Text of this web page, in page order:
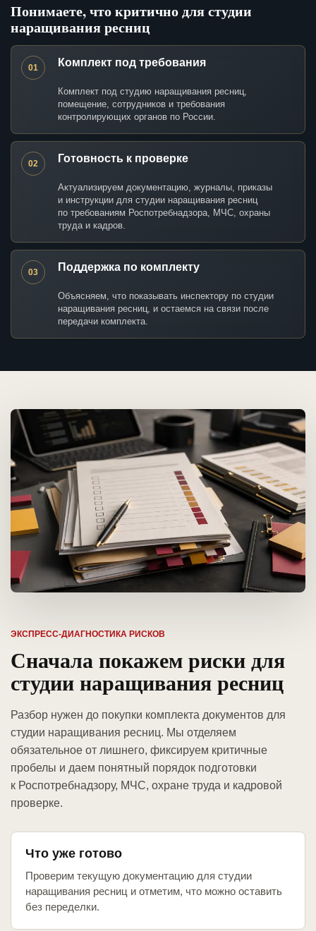
Понимаете, что критично для студии
наращивания ресниц
01 Комплект под требования
Комплект под студию наращивания ресниц,
помещение, сотрудников и требования
контролирующих органов по России.
02 Готовность к проверке
Актуализируем документацию, журналы, приказы
и инструкции для студии наращивания ресниц
по требованиям Роспотребнадзора, МЧС, охраны
труда и кадров.
03 Поддержка по комплекту
Объясняем, что показывать инспектору по студии
наращивания ресниц, и остаемся на связи после
передачи комплекта.
ЭКСПРЕСС-ДИАГНОСТИКА РИСКОВ
Сначала покажем риски для
студии наращивания ресниц
Разбор нужен до покупки комплекта документов для
студии наращивания ресниц. Мы отделяем
обязательное от лишнего, фиксируем критичные
пробелы и даем понятный порядок подготовки
к Роспотребнадзору, МЧС, охране труда и кадровой
проверке.
Что уже готово
Проверим текущую документацию для студии
наращивания ресниц и отметим, что можно оставить
без переделки.